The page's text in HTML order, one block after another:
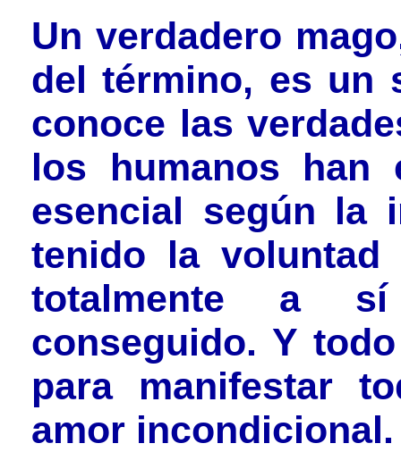
Un verdadero
del término, es un
conoce las
los humanos
esencial según la
tenido la voluntad
totalmente a
conseguido. Y
para manifestar
amor incondicional.